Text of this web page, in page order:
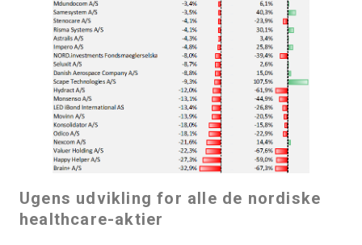
Ugens udvikling for alle de nordiske
healthcare-aktier